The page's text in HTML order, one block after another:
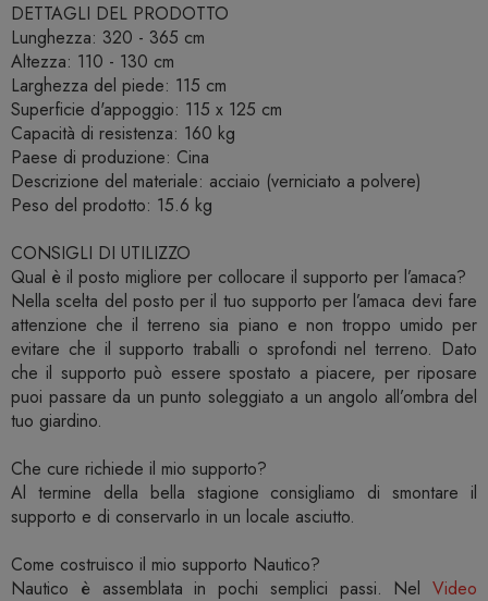
DETTAGLI DEL PRODOTTO
Lunghezza: 320 - 365 cm
Altezza: 110 - 130 cm
Larghezza del piede: 115 cm
Superficie d'appoggio: 115 x 125 cm
Capacità di resistenza: 160 kg
Paese di produzione: Cina
Descrizione del materiale: acciaio (verniciato a polvere)
Peso del prodotto: 15.6 kg
CONSIGLI DI UTILIZZO
Qual è il posto migliore per collocare il supporto per l’amaca?
Nella scelta del posto per il tuo supporto per l’amaca devi fare
attenzione che il terreno sia piano e non troppo umido per
evitare che il supporto traballi o sprofondi nel terreno. Dato
che il supporto può essere spostato a piacere, per riposare
puoi passare da un punto soleggiato a un angolo all’ombra del
tuo giardino.
Che cure richiede il mio supporto?
Al termine della bella stagione consigliamo di smontare il
supporto e di conservarlo in un locale asciutto.
Come costruisco il mio supporto Nautico?
Nautico è assemblata in pochi semplici passi. Nel Video